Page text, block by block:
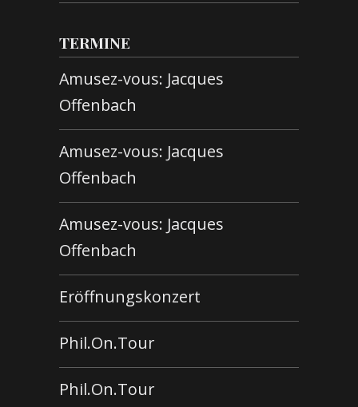
TERMINE
Amusez-vous: Jacques
Offenbach
Amusez-vous: Jacques
Offenbach
Amusez-vous: Jacques
Offenbach
Eröffnungskonzert
Phil.On.Tour
Phil.On.Tour